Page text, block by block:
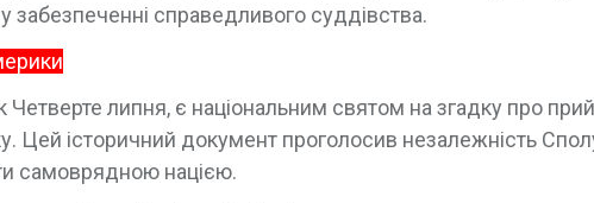
забезпеченні справедливого суддівства.
липня, є національним святом на згадку про
Цей історичний документ проголосив незалежність
самоврядною нацією.